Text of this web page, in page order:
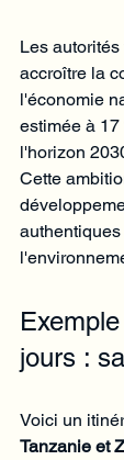
Les
accroître la
l'économie
estimée à
l'horizon
Cette
jours :
Voici un
Tanzanie et